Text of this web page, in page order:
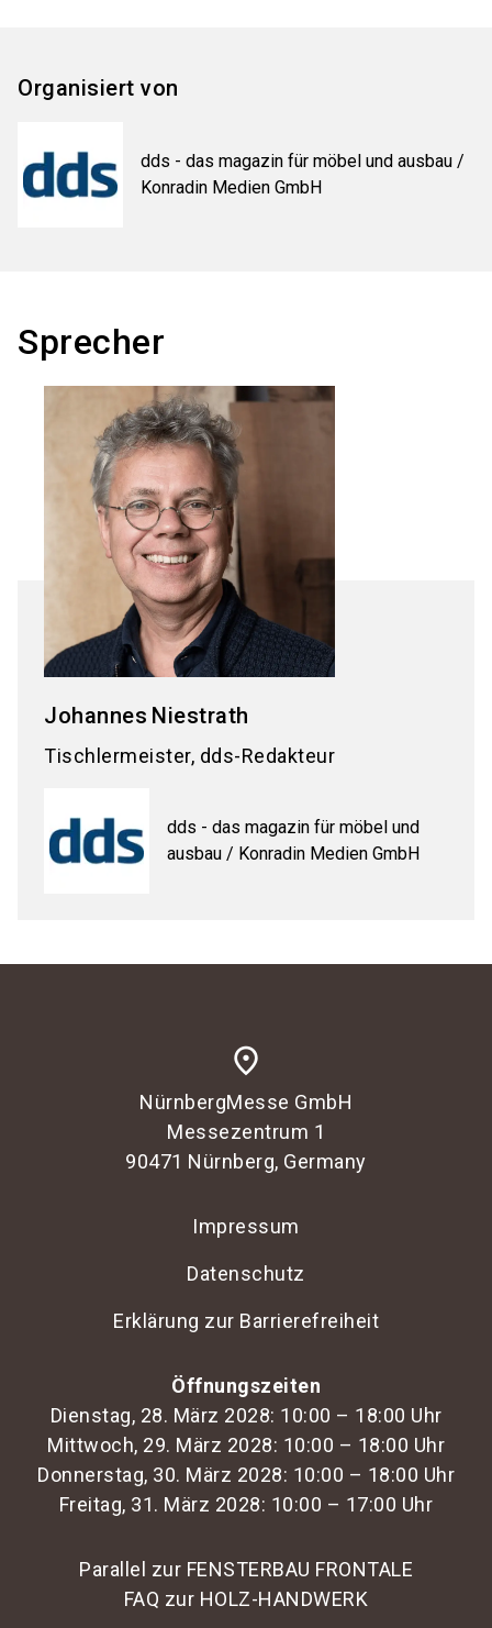
Organisiert von
dds - das magazin für möbel und ausbau /
Konradin Medien GmbH
Sprecher
Johannes Niestrath
Tischlermeister, dds-Redakteur
dds - das magazin für möbel und
ausbau / Konradin Medien GmbH
place
NürnbergMesse GmbH
Messezentrum 1
90471 Nürnberg, Germany
Impressum
Datenschutz
Erklärung zur Barrierefreiheit
Öffnungszeiten
Dienstag, 28. März 2028: 10:00 – 18:00 Uhr
Mittwoch, 29. März 2028: 10:00 – 18:00 Uhr
Donnerstag, 30. März 2028: 10:00 – 18:00 Uhr
Freitag, 31. März 2028: 10:00 – 17:00 Uhr
Parallel zur FENSTERBAU FRONTALE
FAQ zur HOLZ-HANDWERK